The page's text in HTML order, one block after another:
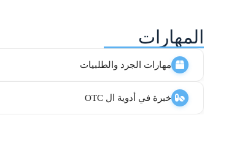
المهارات
مهارات الجرد والطلبيات
خبرة في أدوية ال OTC